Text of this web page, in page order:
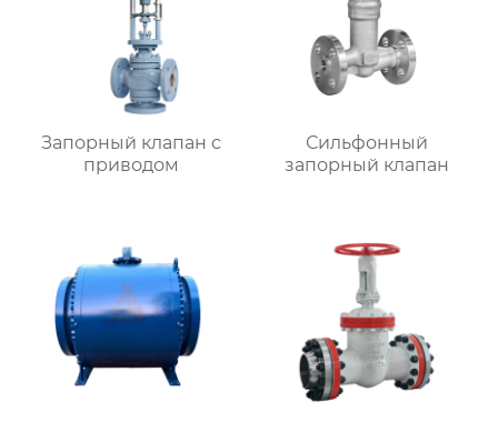
Запорный клапан с
приводом
Сильфонный
запорный клапан